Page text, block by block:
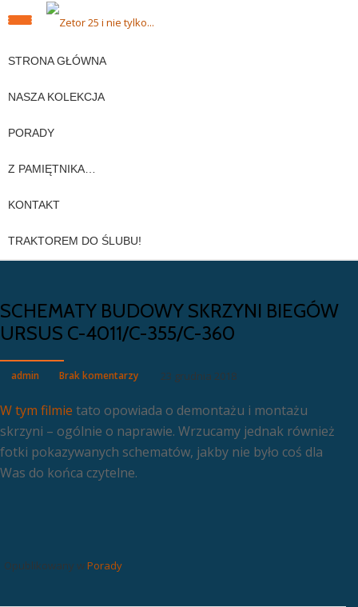
do
PRZEŁĄCZ
NAWIGACJĘ
STRONA GŁÓWNA
NASZA KOLEKCJA
PORADY
Z PAMIĘTNIKA…
KONTAKT
TRAKTOREM DO ŚLUBU!
SCHEMATY BUDOWY SKRZYNI BIEGÓW
URSUS C-4011/C-355/C-360
admin 23 grudnia 2018
Brak komentarzy
W tym filmie tato opowiada o demontażu i montażu
skrzyni – ogólnie o naprawie. Wrzucamy jednak również
fotki pokazywanych schematów, jakby nie było coś dla
Was do końca czytelne.
Opublikowany wPorady